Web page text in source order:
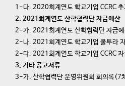
1-다. 2020회계연도 학교기업 CCRC 추
2. 2021회계연도 산학협력단 자금예산
2-가. 2021회계연도 산학협력단 자금
2-나. 2021회계연도 학교기업 쿨투라
2-다. 2021회계연도 학교기업 CCRC
3. 기타 공고서류
3-가. 산학협력단 운영위원회 회의록(7